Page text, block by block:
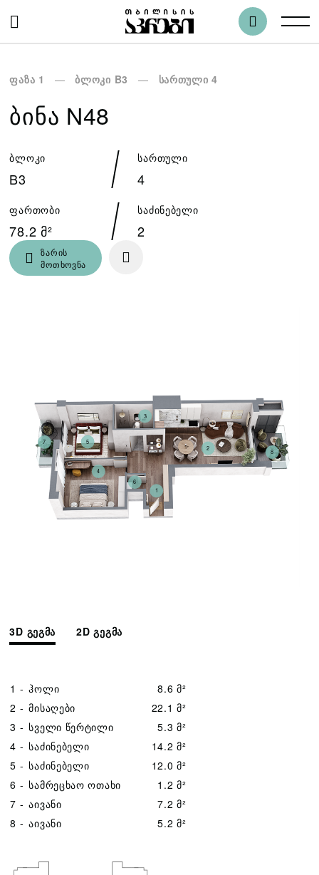
ფაზა 1 ბლოკი B3 სართული 4
ᲑᲘᲜᲐ N48
ბლოკი
B3
სართული
4
ფართობი
78.2 მ²
საძინებელი
2
ზარის
მოთხოვნა
1
2
3
4
5
6
7
8
3D გეგმა 2D გეგმა
1 - ჰოლი
8.6 მ²
2 - მისაღები
22.1 მ²
3 - სველი წერტილი
5.3 მ²
4 - საძინებელი
14.2 მ²
5 - საძინებელი
12.0 მ²
6 - სამრეცხაო ოთახი
1.2 მ²
7 - აივანი
7.2 მ²
8 - აივანი 5.2 მ²